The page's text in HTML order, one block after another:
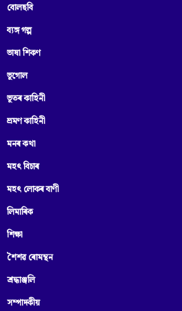
বোলছবি
ব্যঙ্গ গল্প
ভাষা শিকণ
ভূগোল
ভূতৰ কাহিনী
ভ্ৰমণ কাহিনী
মনৰ কথা
মহৎ বিচাৰ
মহৎ লোকৰ বাণী
লিমাৰিক
শিক্ষা
শৈশৱ ৰোমন্থন
শ্ৰদ্ধাঞ্জলি
সম্পাদকীয়